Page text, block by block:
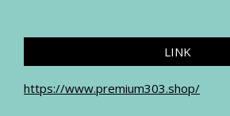
LINK
https://www.premium303.shop/